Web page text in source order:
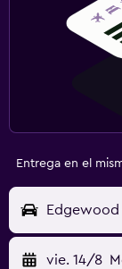
Entrega en el
Edgewood
vie. 14/8